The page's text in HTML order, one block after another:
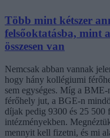
Több mint kétszer
felsőoktatásba, mint
összesen van
Nemcsak abban vannak
hogy hány kollégiumi
sem egységes. Míg a
férőhely jut, a BGE-n
díjak pedig 9300 és 25 500
intézményekben.
mennyit kell fizetni, és mi